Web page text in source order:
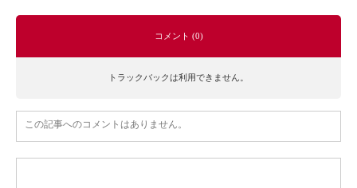
コメント (0)
トラックバックは利用できません。
この記事へのコメントはありません。